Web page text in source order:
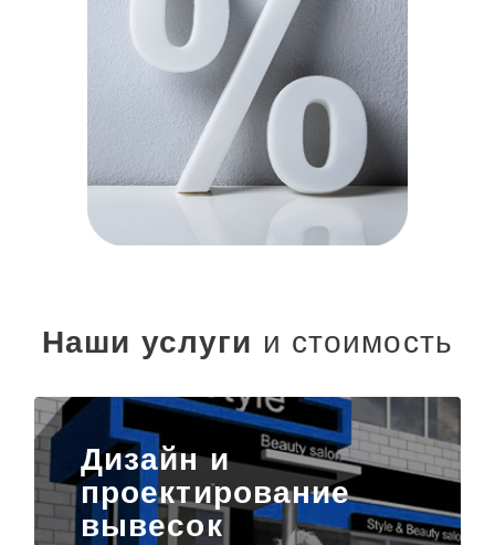
Наши услуги и стоимость
Дизайн и
проектирование
вывесок